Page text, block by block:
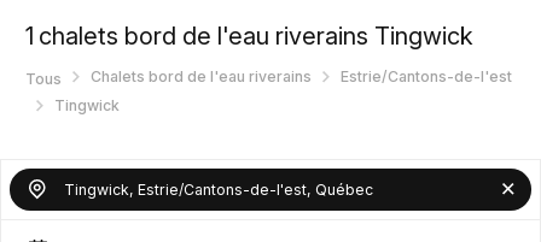
1 chalets bord de l'eau riverains Tingwick
Tous Chalets bord de l'eau riverains
Estrie/Cantons-de-l'est
Tingwick